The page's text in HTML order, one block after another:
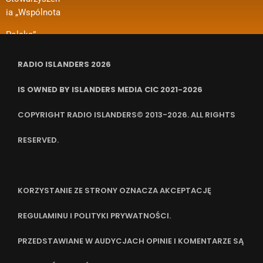
ia „Wspólnota
RADIO ISLANDERS 2026
IS OWNED BY ISLANDERS MEDIA CIC 2021-2026
COPYRIGHT RADIO ISLANDERS© 2013-2026. ALL RIGHTS
RESERVED.
KORZYSTANIE ZE STRONY OZNACZA AKCEPTACJĘ
REGULAMINU I POLITYKI PRYWATNOŚCI.
PRZEDSTAWIANE W AUDYCJACH OPINIE I KOMENTARZE SĄ